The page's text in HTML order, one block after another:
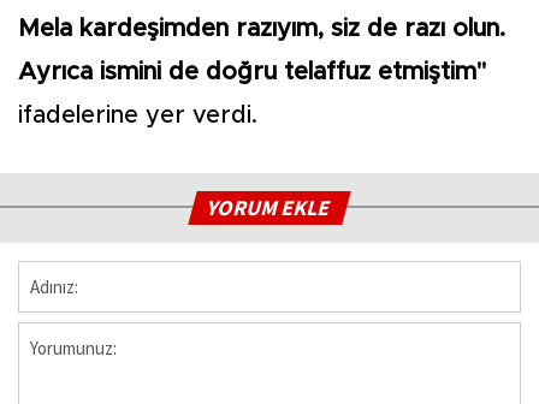
Mela kardeşimden razıyım, siz de razı olun.
Ayrıca ismini de doğru telaffuz etmiştim"
ifadelerine yer verdi.
YORUM EKLE